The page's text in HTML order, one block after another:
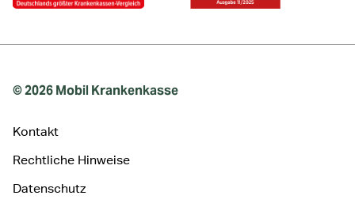
© 2026 Mobil Krankenkasse
Kontakt
Rechtliche Hinweise
Datenschutz